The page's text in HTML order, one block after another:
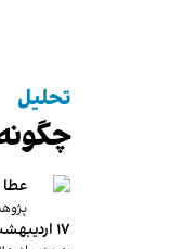
تحلیل
۱۷ اردیبهشت ۱۴۰۴، ۲۱:۰۴ (‎+۱ گرینویچ)